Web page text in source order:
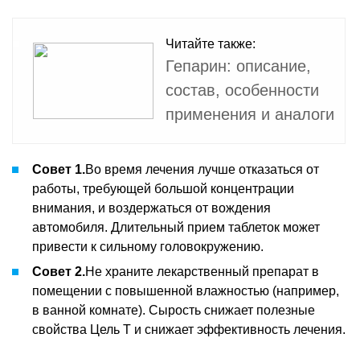
Читайте также:
Гепарин: описание,
состав, особенности
применения и аналоги
Совет 1.Во время лечения лучше отказаться от
работы, требующей большой концентрации
внимания, и воздержаться от вождения
автомобиля. Длительный прием таблеток может
привести к сильному головокружению.
Совет 2.Не храните лекарственный препарат в
помещении с повышенной влажностью (например,
в ванной комнате). Сырость снижает полезные
свойства Цель Т и снижает эффективность лечения.